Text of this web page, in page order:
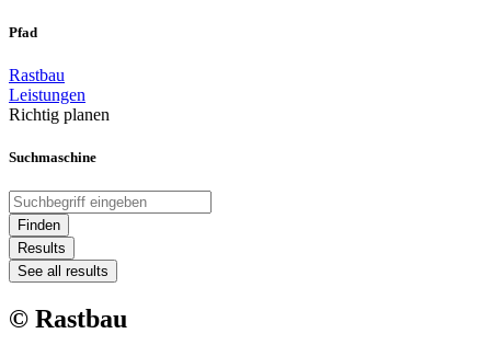
Pfad
Rastbau
Leistungen
Richtig planen
Suchmaschine
Search
...Finden
Results
See all results
© Rastbau